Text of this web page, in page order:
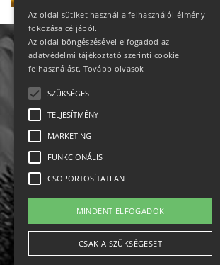
Impresszum-kapcsolat
Jogi nyilatkozat
Rólunk
Az oldal sütiket használ a felhasználói élmény
fokozása céljából.
Az oldal böngészésével elfogadod az
adatvédelmi tájékoztató szerinti cookie
felhasználást. Tovább olvasok
SZÜKSÉGES
TELJESÍTMÉNY
MARKETING
FUNKCIONÁLIS
CSOPORTOSÍTATLAN
MINDENT ELFOGADOK
CSAK A SZÜKSÉGESET